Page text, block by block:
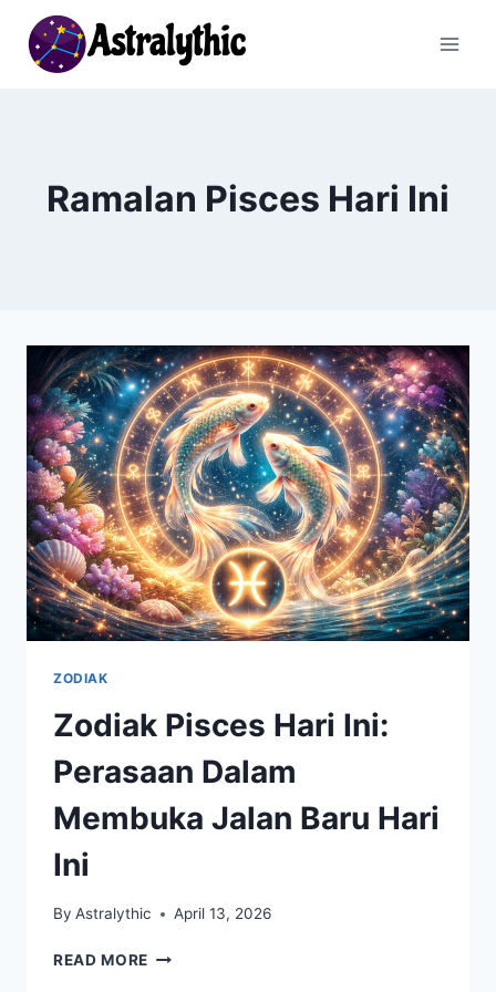
content
Ramalan Pisces Hari Ini
ZODIAK
Zodiak Pisces Hari Ini:
Perasaan Dalam
Membuka Jalan Baru Hari
Ini
By Astralythic April 13, 2026
READ MORE ZODIAK